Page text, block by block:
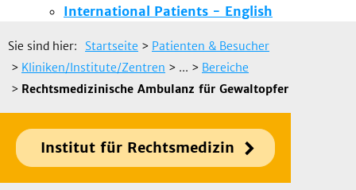
International Patients - English
Sie sind hier: Startseite > Patienten & Besucher
> Kliniken/Institute/Zentren > ... > Bereiche
> Rechtsmedizinische Ambulanz für Gewaltopfer
Institut für Rechtsmedizin